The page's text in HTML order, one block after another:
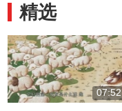
精选
07:52